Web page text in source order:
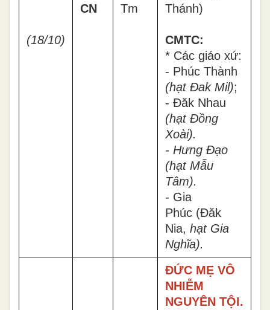
(18/10)
CN Tm
Thánh)
CMTC:
* Các giáo xứ:
- Phúc Thành
(hạt Đak Mil);
- Đăk Nhau
(hạt Đồng
Xoài).
- Hưng Đạo
(hạt Mẫu
Tâm).
- Gia
Phúc (Đăk
Nia, hạt Gia
Nghĩa).
ĐỨC MẸ VÔ
NHIỄM
NGUYÊN TỘI.